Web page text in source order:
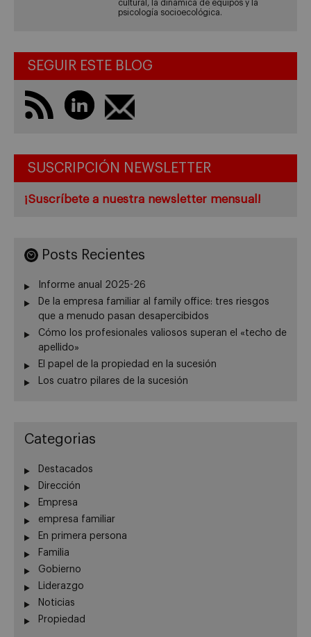
cultural, la dinámica de equipos y la
psicología socioecológica.
SEGUIR ESTE BLOG
SUSCRIPCIÓN NEWSLETTER
¡Suscríbete a nuestra newsletter mensual!
Posts Recientes
Informe anual 2025-26
De la empresa familiar al family office: tres riesgos
que a menudo pasan desapercibidos
Cómo los profesionales valiosos superan el «techo de
apellido»
El papel de la propiedad en la sucesión
Los cuatro pilares de la sucesión
Categorias
Destacados
Dirección
Empresa
empresa familiar
En primera persona
Familia
Gobierno
Liderazgo
Noticias
Propiedad